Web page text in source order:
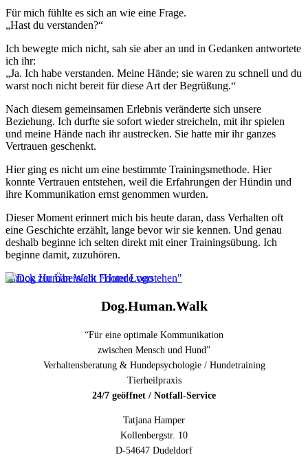
Für mich fühlte es sich an wie eine Frage.
„Hast du verstanden?“
Ich bewegte mich nicht, sah sie aber an und in Gedanken antwortete
ich ihr:
„Ja. Ich habe verstanden. Meine Hände; sie waren zu schnell und du
warst noch nicht bereit für diese Art der Begrüßung.“
Nach diesem gemeinsamen Erlebnis veränderte sich unsere
Beziehung. Ich durfte sie sofort wieder streicheln, mit ihr spielen
und meine Hände nach ihr austrecken. Sie hatte mir ihr ganzes
Vertrauen geschenkt.
Hier ging es nicht um eine bestimmte Trainingsmethode. Hier
konnte Vertrauen entstehen, weil die Erfahrungen der Hündin und
ihre Kommunikation ernst genommen wurden.
Dieser Moment erinnert mich bis heute daran, dass Verhalten oft
eine Geschichte erzählt, lange bevor wir sie kennen. Und genau
deshalb beginne ich selten direkt mit einer Trainingsübung. Ich
beginne damit, zuzuhören.
zurück zur Übersicht "Hunde verstehen"
Dog.Human.Walk
“Für eine optimale Kommunikation
zwischen Mensch und Hund”
Verhaltensberatung & Hundepsychologie / Hundetraining
Tierheilpraxis
24/7 geöffnet / Notfall-Service
Tatjana Hamper
Kollenbergstr. 10
D-54647 Dudeldorf